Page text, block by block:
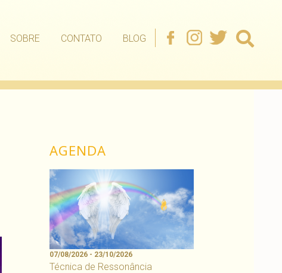
SOBRE CONTATO BLOG
AGENDA
07/08/2026 - 23/10/2026
Técnica de Ressonância